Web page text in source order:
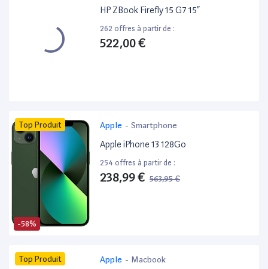
HP ZBook Firefly 15 G7 15”
262 offres à partir de :
522,00 €
-58%
Top Produit Apple - Smartphone
Apple iPhone 13 128Go
254 offres à partir de :
238,99 € 563,95 €
Top Produit Apple - Macbook